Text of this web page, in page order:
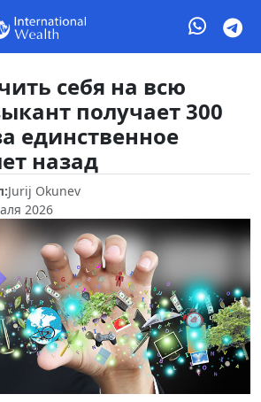
себя на всю
получает 300
единственное
назад
Jurij Okunev
2026